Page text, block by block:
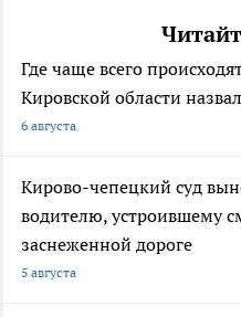
Где чаще всего
Кировской области
6 августа
Кирово-чепецкий суд
водителю, устроившему
заснеженной дороге
5 августа